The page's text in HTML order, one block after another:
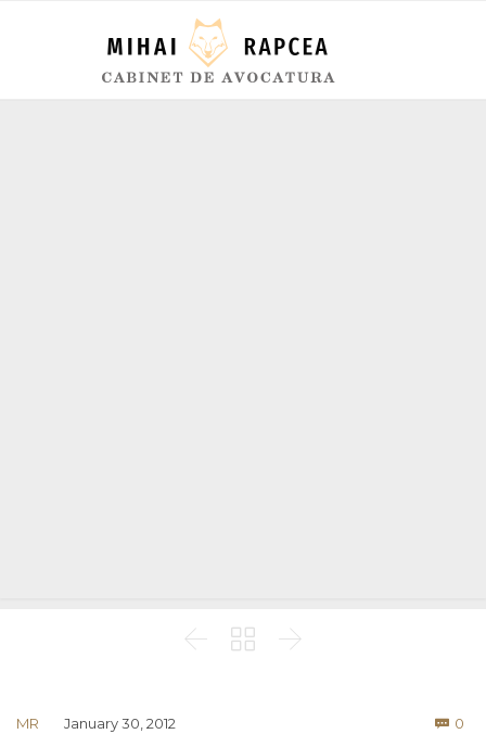
  
MR January 30, 2012  0